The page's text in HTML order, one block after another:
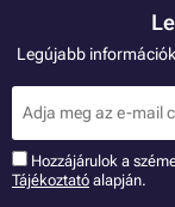
Legújabb
Hozzájárulok a
Tájékoztató alapján.